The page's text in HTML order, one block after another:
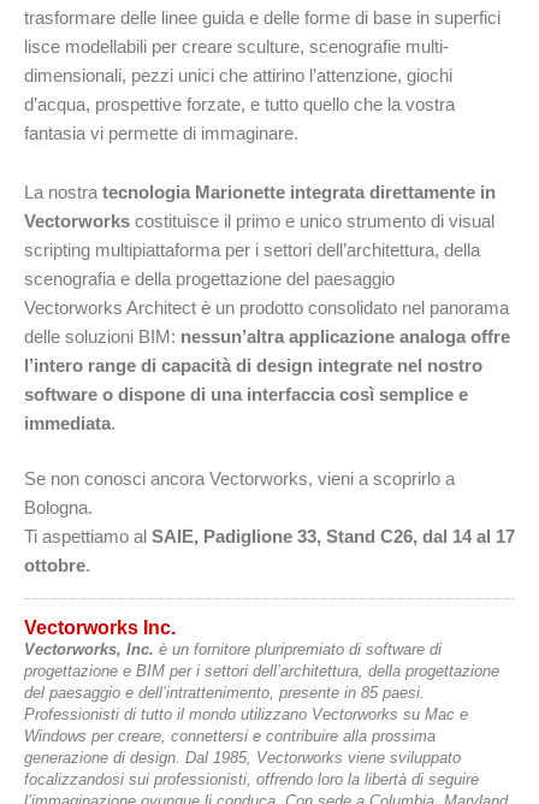
trasformare delle linee guida e delle forme di base in superfici
lisce modellabili per creare sculture, scenografie multi-
dimensionali, pezzi unici che attirino l’attenzione, giochi
d’acqua, prospettive forzate, e tutto quello che la vostra
fantasia vi permette di immaginare.
La nostra tecnologia Marionette integrata direttamente in
Vectorworks costituisce il primo e unico strumento di visual
scripting multipiattaforma per i settori dell’architettura, della
scenografia e della progettazione del paesaggio
Vectorworks Architect è un prodotto consolidato nel panorama
delle soluzioni BIM: nessun’altra applicazione analoga offre
l’intero range di capacità di design integrate nel nostro
software o dispone di una interfaccia così semplice e
immediata.
Se non conosci ancora Vectorworks, vieni a scoprirlo a
Bologna.
Ti aspettiamo al SAIE, Padiglione 33, Stand C26, dal 14 al 17
ottobre.
Vectorworks Inc.
Vectorworks, Inc. è un fornitore pluripremiato di software di
progettazione e BIM per i settori dell’architettura, della progettazione
del paesaggio e dell’intrattenimento, presente in 85 paesi.
Professionisti di tutto il mondo utilizzano Vectorworks su Mac e
Windows per creare, connettersi e contribuire alla prossima
generazione di design. Dal 1985, Vectorworks viene sviluppato
focalizzandosi sui professionisti, offrendo loro la libertà di seguire